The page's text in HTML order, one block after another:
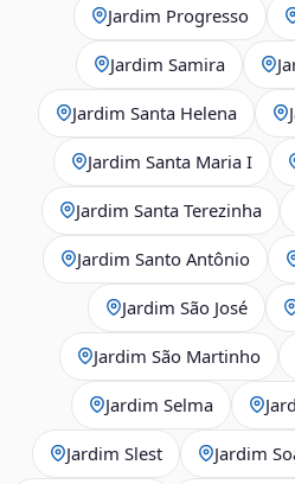
Jardim Progresso
Jardim Samira
Jardim Santa Helena
Jardim Santa Maria I
Jardim Santa Terezinha
Jardim Santo Antônio
Jardim São José
Jardim São Martinho
Jardim Selma
Jardim Slest Jardim